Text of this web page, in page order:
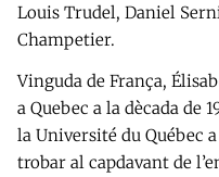
Louis Trudel, Daniel
Champetier.
Vinguda de França,
a Quebec a la dècada de
la Université du Québec
trobar al capdavant de